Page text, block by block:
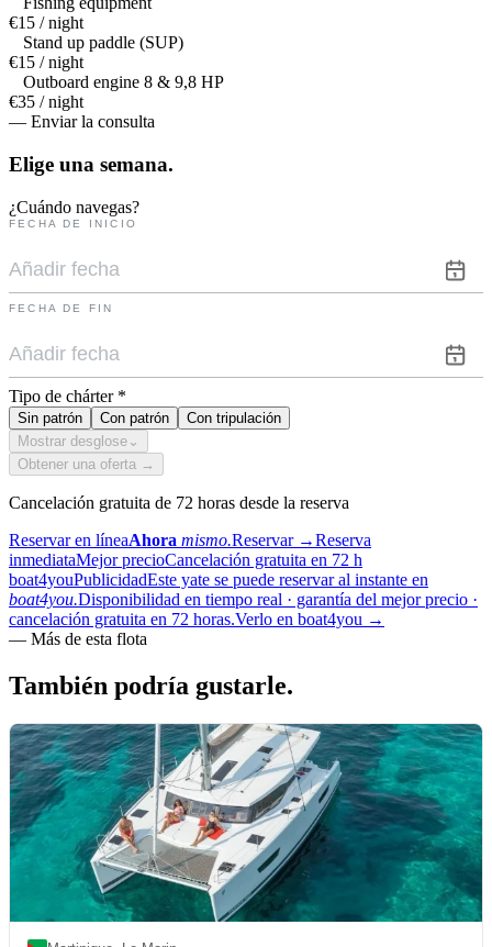
€15 / night
Stand up paddle (SUP)
€15 / night
Outboard engine 8 & 9,8 HP
€35 / night
— Enviar la consulta
Elige una semana.
¿Cuándo navegas?
FECHA DE INICIO
FECHA DE FIN
Tipo de chárter *
Sin patrón Con patrón
Con tripulación
Mostrar desglose ⌄
Obtener una oferta →
Cancelación gratuita de 72 horas desde la reserva
Reservar en líneaAhora mismo.Reservar →Reserva
inmediataMejor precioCancelación gratuita en 72 h
boat4youPublicidadEste yate se puede reservar al instante en
boat4you.Disponibilidad en tiempo real · garantía del mejor precio ·
cancelación gratuita en 72 horas.Verlo en boat4you →
— Más de esta flota
También podría gustarle.